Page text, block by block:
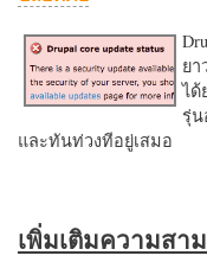
ยา
ได้
รุ่
และทันท่วงทีอยู่เสมอ
เพิ่มเติมความสา